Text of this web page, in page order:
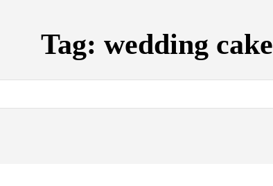
Tag: wedding cake